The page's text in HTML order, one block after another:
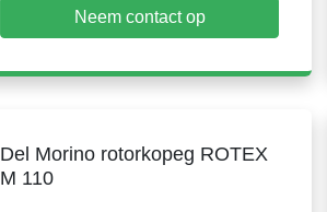
Neem contact op
Del Morino rotorkopeg ROTEX
M 110